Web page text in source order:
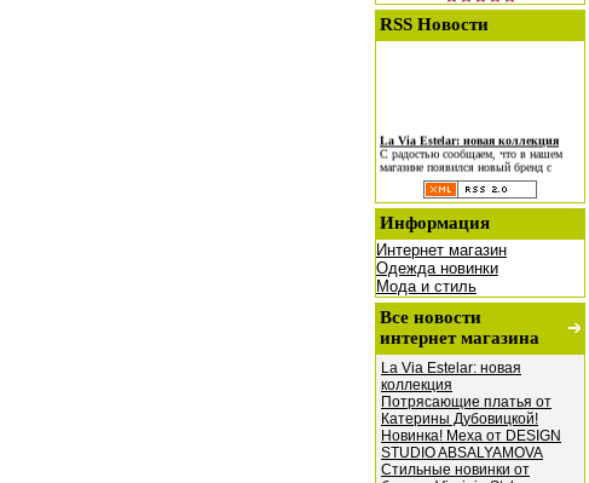
RSS Новости
С радостью сообщаем, что в нашем
магазине появился новый бренд с
удивительным названием La Via Estel
Потрясающие платья от Катерины
Дубовицкой!
Представляем Вашему вниманию
женственную и нежную коллекцию
Катерины Дубовицкой для
романтических и
Новинка! Меха от DESIGN
STUDIO ABSALYAMOVA
Фирма DESIGN STUDIO
ABSALYAMOVA российский
производитель меховой продукции
премиум класса с 1996г.
Информация
Интернет магазин
Одежда новинки
Мода и стиль
Все новости
интернет магазина
La Via Estelar: новая
коллекция
Потрясающие платья от
Катерины Дубовицкой!
Новинка! Меха от DESIGN
STUDIO ABSALYAMOVA
Стильные новинки от